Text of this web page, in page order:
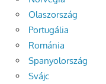
Olaszország
Portugália
Románia
Spanyolország
Svájc